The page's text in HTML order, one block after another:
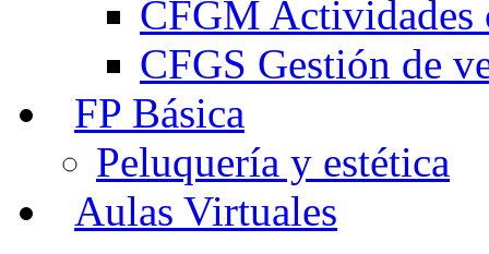
CFGM Actividades
CFGS Gestión de
FP Básica
Peluquería y estética
Aulas Virtuales